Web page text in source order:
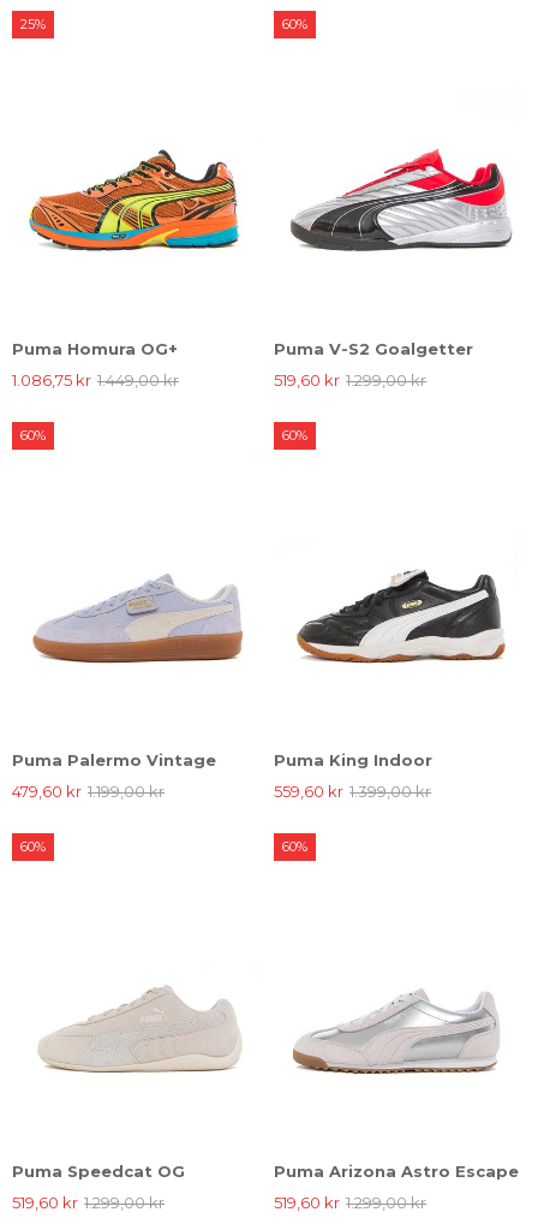
Puma Homura OG+
1.086,75 kr 1.449,00 kr
25%
Puma V-S2 Goalgetter
519,60 kr 1.299,00 kr
60%
Puma Palermo Vintage
479,60 kr 1.199,00 kr
60%
Puma King Indoor
559,60 kr 1.399,00 kr
60%
Puma Speedcat OG
519,60 kr 1.299,00 kr
60%
Puma Arizona Astro Escape
519,60 kr 1.299,00 kr
60%